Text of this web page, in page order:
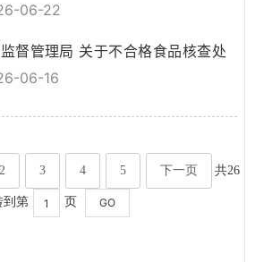
06-22
督管理局 关于不合格食品核查处
06-16
2 3 4 5 下一页 共26
到第 页